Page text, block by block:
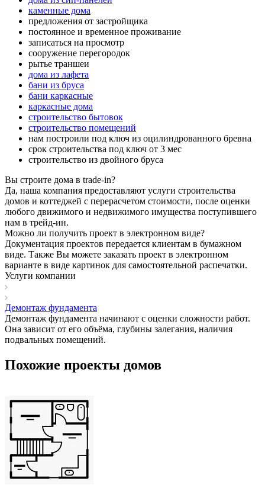
каменные дома
предложения от застройщика
постоянное и временное проживание
записаться на просмотр
сооружение перегородок
рытье траншеи
дома из лафета
бани из бруса
бани каркасные
каркасные дома
строительство бытовок
строительство помещений
нам построили под ключ из оцилиндрованного бревна
срок строительства под ключ от 3 мес
строительство из двойного бруса
Вы строите дома в trade-in?
Да, наша компания предоставляют услуги строительства
домов и коттеджей с перерасчетом стоимости, после оценки
любого движимого и недвижимого имущества поступившего
нам в трейд-ин.
Можно ли получить проект в электронном виде?
Документация проектов передается клиентам в бумажном
виде. Также Вы можете заказать проект в электронном
варианте в виде картинок для самостоятельной распечатки.
Услуги компании
Демонтаж фундамента
Демонтаж фундамента начинают с оценки сложности работ.
Она зависит от его объёма, глубины залегания, наличия
подвальных помещений.
Похожие проекты домов